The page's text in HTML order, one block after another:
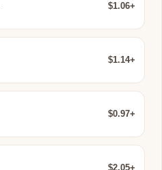
$1.06+
$1.14+
$0.97+
$2.05+